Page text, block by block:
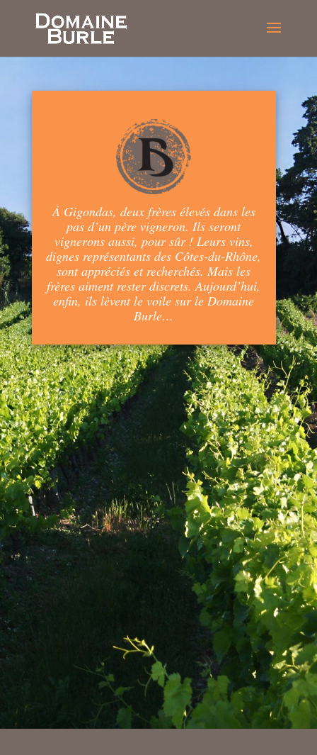
À Gigondas, deux frères élevés dans les
pas d’un père vigneron. Ils seront
vignerons aussi, pour sûr ! Leurs vins,
dignes représentants des Côtes-du-Rhône,
sont appréciés et recherchés. Mais les
frères aiment rester discrets. Aujourd’hui,
enfin, ils lèvent le voile sur le Domaine
Burle…